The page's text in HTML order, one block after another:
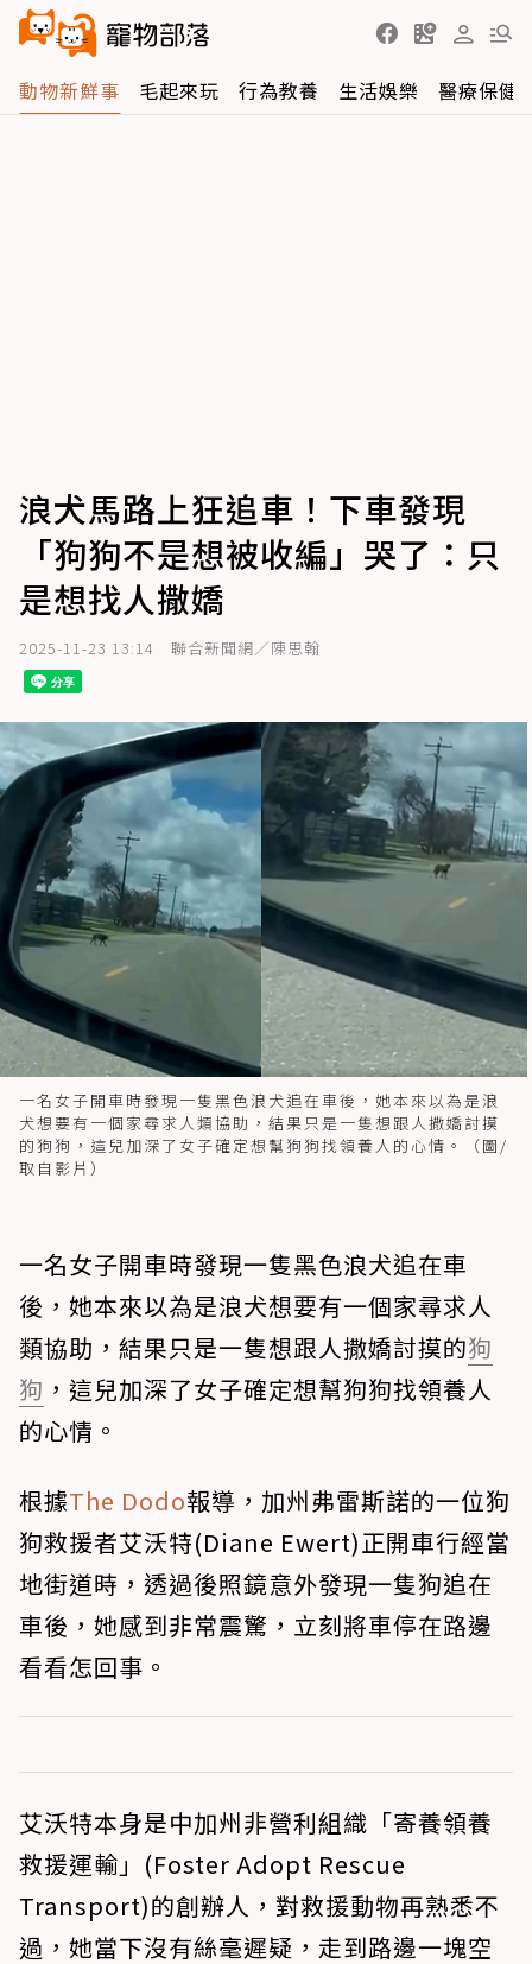
動物新鮮事 毛起來玩 行為教養 生活娛樂 醫療保健
浪犬馬路上狂追車！下車發現
「狗狗不是想被收編」哭了：只
是想找人撒嬌
2025-11-23 13:14 聯合新聞網／陳思翰
一名女子開車時發現一隻黑色浪犬追在車後，她本來以為是浪
犬想要有一個家尋求人類協助，結果只是一隻想跟人撒嬌討摸
的狗狗，這兒加深了女子確定想幫狗狗找領養人的心情。（圖/
取自影片）
一名女子開車時發現一隻黑色浪犬追在車
後，她本來以為是浪犬想要有一個家尋求人
類協助，結果只是一隻想跟人撒嬌討摸的狗
狗 ，這兒加深了女子確定想幫狗狗找領養人
的心情。
根據The Dodo報導，加州弗雷斯諾的一位狗
狗救援者艾沃特(Diane Ewert)正開車行經當
地街道時，透過後照鏡意外發現一隻狗追在
車後，她感到非常震驚，立刻將車停在路邊
看看怎回事。
艾沃特本身是中加州非營利組織「寄養領養
救援運輸」(Foster Adopt Rescue
Transport)的創辦人，對救援動物再熟悉不
過，她當下沒有絲毫遲疑，走到路邊一塊空